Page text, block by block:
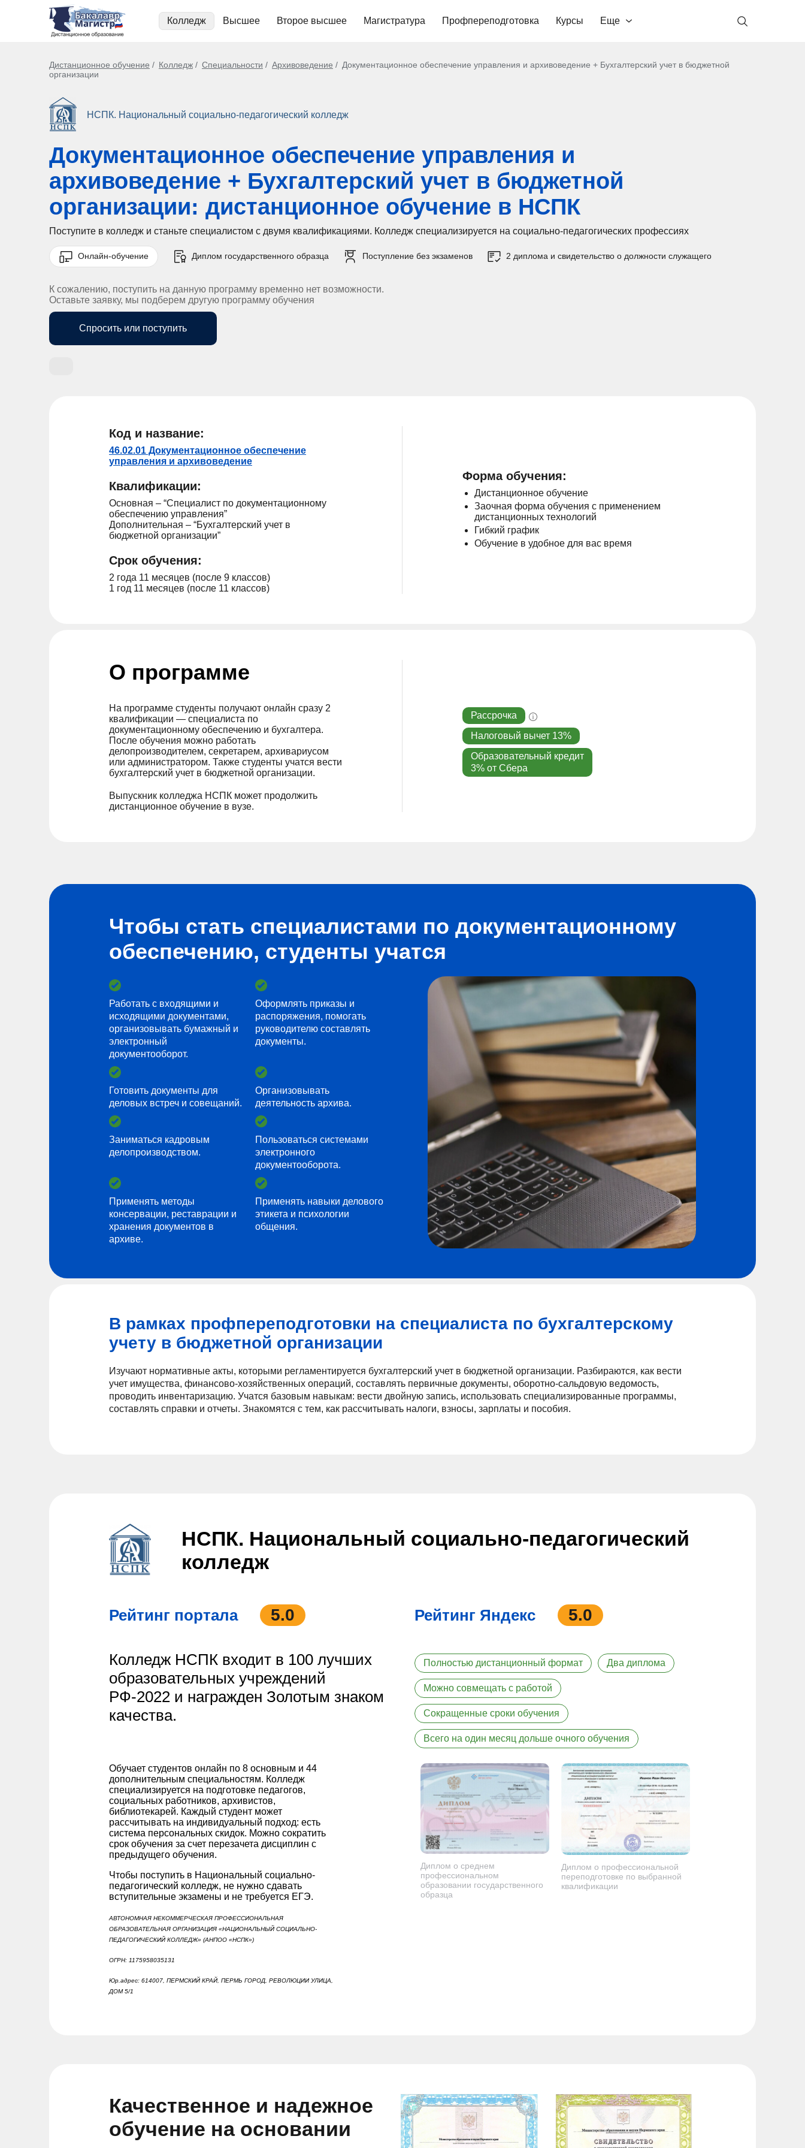
Колледж Высшее Второе высшее Магистратура Профпереподготовка Курсы Еще
Дистанционное обучение Колледж Специальности Архивоведение
Документационное обеспечение управления и архивоведение + Бухгалтерский учет в бюджетной
организации
НСПК. Национальный социально-педагогический колледж
Документационное обеспечение управления и
архивоведение + Бухгалтерский учет в бюджетной
организации: дистанционное обучение в НСПК
Поступите в колледж и станьте специалистом с двумя квалификациями. Колледж специализируется на социально-педагогических профессиях
Онлайн-обучение Диплом государственного образца Поступление без экзаменов 2 диплома и свидетельство о должности служащего
К сожалению, поступить на данную программу временно нет возможности.
Оставьте заявку, мы подберем другую программу обучения
Спросить или поступить
Код и название:
46.02.01 Документационное обеспечение
управления и архивоведение
Квалификации:
Основная – “Специалист по документационному
обеспечению управления”
Дополнительная – “Бухгалтерский учет в
бюджетной организации”
Срок обучения:
2 года 11 месяцев (после 9 классов)
1 год 11 месяцев (после 11 классов)
Форма обучения:
Дистанционное обучение
Заочная форма обучения с применением
дистанционных технологий
Гибкий график
Обучение в удобное для вас время
О программе
На программе студенты получают онлайн сразу 2
квалификации — специалиста по
документационному обеспечению и бухгалтера.
После обучения можно работать
делопроизводителем, секретарем, архивариусом
или администратором. Также студенты учатся вести
бухгалтерский учет в бюджетной организации.
Выпускник колледжа НСПК может продолжить
дистанционное обучение в вузе.
Рассрочка
Налоговый вычет 13%
Образовательный кредит
3% от Сбера
Чтобы стать специалистами по документационному
обеспечению, студенты учатся
Работать с входящими и
исходящими документами,
организовывать бумажный и
электронный
документооборот.
Оформлять приказы и
распоряжения, помогать
руководителю составлять
документы.
Готовить документы для
деловых встреч и совещаний.
Организовывать
деятельность архива.
Заниматься кадровым
делопроизводством.
Пользоваться системами
электронного
документооборота.
Применять методы
консервации, реставрации и
хранения документов в
архиве.
Применять навыки делового
этикета и психологии
общения.
В рамках профпереподготовки на специалиста по бухгалтерскому
учету в бюджетной организации
Изучают нормативные акты, которыми регламентируется бухгалтерский учет в бюджетной организации. Разбираются, как вести
учет имущества, финансово-хозяйственных операций, составлять первичные документы, оборотно-сальдовую ведомость,
проводить инвентаризацию. Учатся базовым навыкам: вести двойную запись, использовать специализированные программы,
составлять справки и отчеты. Знакомятся с тем, как рассчитывать налоги, взносы, зарплаты и пособия.
НСПК. Национальный социально-педагогический
колледж
Рейтинг портала 5.0 Рейтинг Яндекс 5.0
Колледж НСПК входит в 100 лучших
образовательных учреждений
РФ-2022 и награжден Золотым знаком
качества.
Полностью дистанционный формат Два диплома
Можно совмещать с работой
Сокращенные сроки обучения
Всего на один месяц дольше очного обучения
Обучает студентов онлайн по 8 основным и 44
дополнительным специальностям. Колледж
специализируется на подготовке педагогов,
социальных работников, архивистов,
библиотекарей. Каждый студент может
рассчитывать на индивидуальный подход: есть
система персональных скидок. Можно сократить
срок обучения за счет перезачета дисциплин с
предыдущего обучения.
Чтобы поступить в Национальный социально-
педагогический колледж, не нужно сдавать
вступительные экзамены и не требуется ЕГЭ.
АВТОНОМНАЯ НЕКОММЕРЧЕСКАЯ ПРОФЕССИОНАЛЬНАЯ
ОБРАЗОВАТЕЛЬНАЯ ОРГАНИЗАЦИЯ «НАЦИОНАЛЬНЫЙ СОЦИАЛЬНО-
ПЕДАГОГИЧЕСКИЙ КОЛЛЕДЖ» (АНПОО «НСПК»)
ОГРН: 1175958035131
Юр.адрес: 614007, ПЕРМСКИЙ КРАЙ, ПЕРМЬ ГОРОД, РЕВОЛЮЦИИ УЛИЦА,
ДОМ 5/1
Диплом о среднем
профессиональном
образовании государственного
образца
Диплом о профессиональной
переподготовке по выбранной
квалификации
Качественное и надежное
обучение на основании